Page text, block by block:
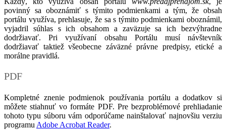
povinný sa oboznámiť s týmito podmienkami a tým, že obsah
portálu využíva, prehlasuje, že sa s týmito podmienkami oboznámil,
vyjadril súhlas s ich obsahom a zaväzuje sa ich bezvýhradne
dodržiavať. Pri využívaní obsahu Portálu musí návštevník
dodržiavať taktiež všeobecne záväzné právne predpisy, etické a
morálne pravidlá.
PDF
Kompletné znenie podmienok používania portálu a dodatkov si
môžete stiahnuť vo formáte PDF. Pre bezproblémové prehliadanie
tohoto typu súboru vám odporúčame nainštalovať najnovšiu verziu
programu Adobe Acrobat Reader.